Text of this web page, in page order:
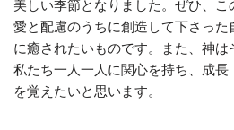
美しい季節となりました。ぜひ、
愛と配慮のうちに創造して下さった
に癒されたいものです。また、神は
私たち一人一人に関心を持ち、成長
を覚えたいと思います。